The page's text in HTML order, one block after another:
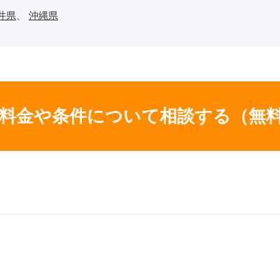
県 沖縄県
金や条件について相談する （無